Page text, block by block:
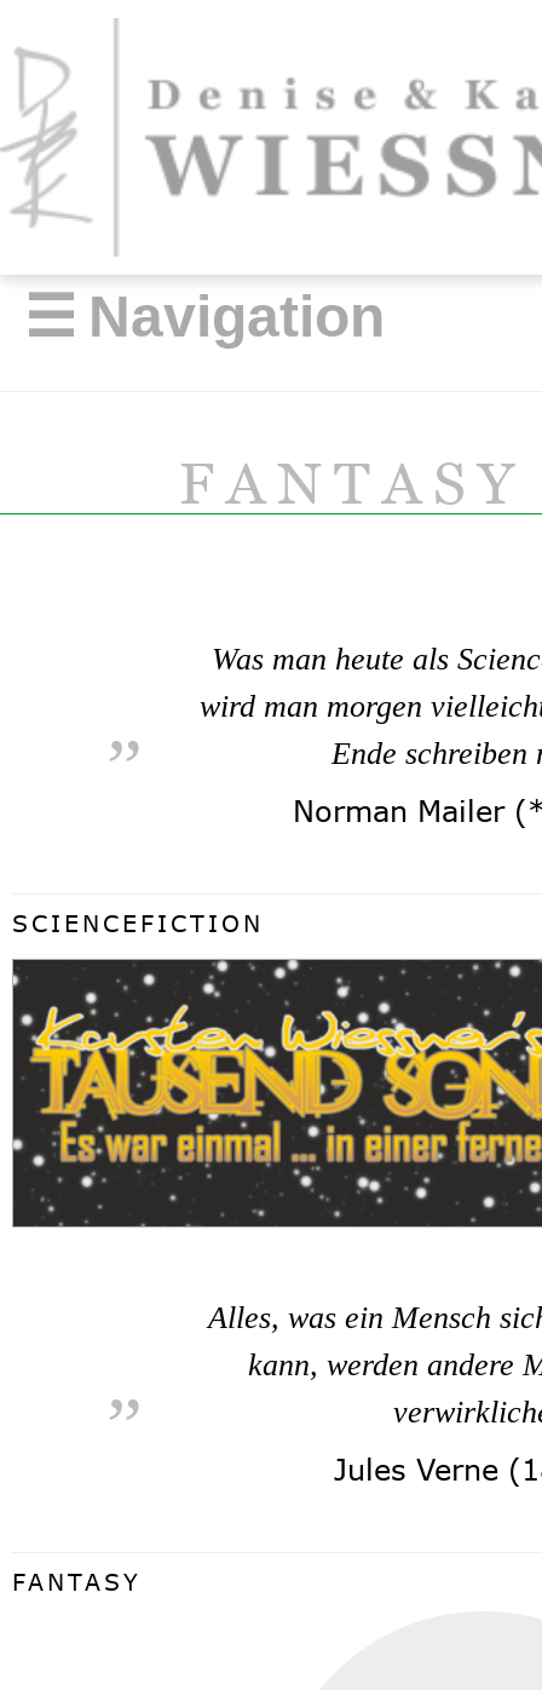
☰ Navigation
„
Was man heute als
wird man morgen
Ende schreiben
Norman Mailer
SCIENCEFICTION
„
Alles, was ein Mensch
kann, werden andere
Jules Verne
FANTASY